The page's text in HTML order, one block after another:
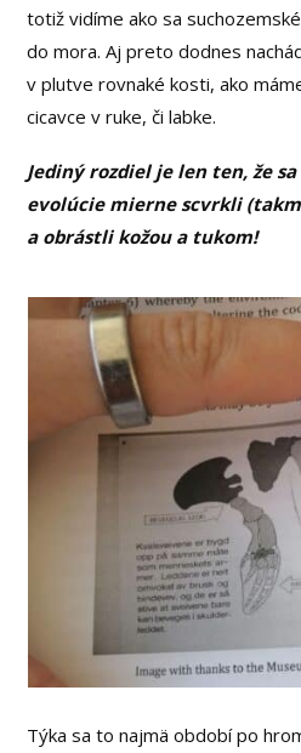
totiž vidíme ako sa
do mora. Aj preto dodnes
v plutve rovnaké kosti, ako
cicavce v ruke, či labke.
Jediný rozdiel je len ten, že
evolúcie mierne scvrkli
a obrástli kožou a tukom!
Týka sa to najmä období po